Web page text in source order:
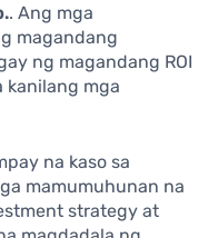
. Ang mga
magandang
ng magandang ROI
kanilang mga
na kaso sa
mamumuhunan na
strategy at